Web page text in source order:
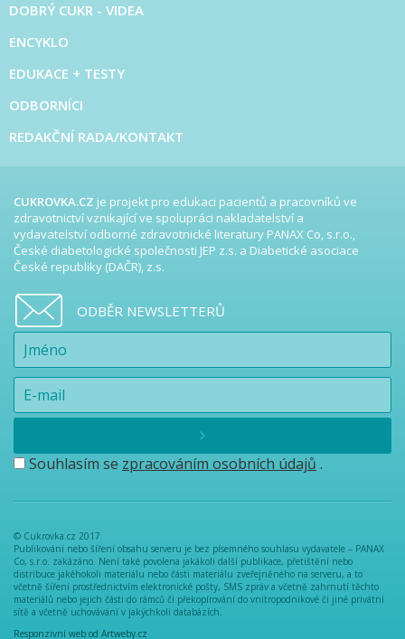
DOBRÝ CUKR - VIDEA
ENCYKLO
EDUKACE + TESTY
ODBORNÍCI
REDAKČNÍ RADA/KONTAKT
CUKROVKA.CZ je projekt pro edukaci pacientů a pracovníků ve
zdravotnictví vznikající ve spolupráci nakladatelství a
vydavatelství odborné zdravotnické literatury PANAX Co, s.r.o.,
České diabetologické společnosti JEP z.s. a Diabetické asociace
České republiky (DAČR), z.s.
ODBĚR NEWSLETTERŮ
Souhlasím se zpracováním osobních údajů .
© Cukrovka.cz 2017
Publikování nebo šíření obsahu serveru je bez písemného souhlasu vydavatele – PANAX
Co, s.r.o. zakázáno. Není také povolena jakákoli další publikace, přetištění nebo
distribuce jakéhokoli materiálu nebo části materiálu zveřejněného na serveru, a to
včetně šíření prostřednictvím elektronické pošty, SMS zpráv a včetně zahrnutí těchto
materiálů nebo jejich části do rámců či překopírování do vnitropodnikové či jiné privátní
sítě a včetně uchovávání v jakýchkoli databázích.
Responzivní web od Artweby.cz